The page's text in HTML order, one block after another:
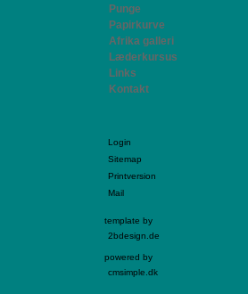
Punge
Papirkurve
Afrika galleri
Læderkursus
Links
Kontakt
Login
Sitemap
Printversion
Mail
template by
2bdesign.de
powered by
cmsimple.dk